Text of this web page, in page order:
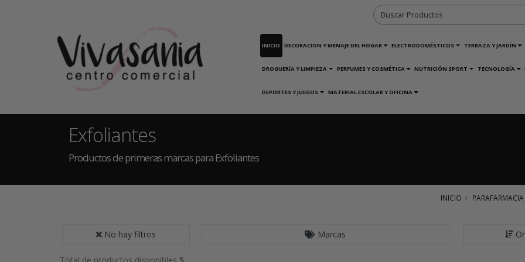
INICIO DECORACION Y MENAJE DEL HOGAR ELECTRODOMÉSTICOS TERRAZA Y JARDÍN
DROGUERÍA Y LIMPIEZA PERFUMES Y COSMÉTICA NUTRICIÓN SPORT TECNOLOGÍA
DEPORTES Y JUEGOS MATERIAL ESCOLAR Y OFICINA
Exfoliantes
Productos de primeras marcas para Exfoliantes
INICIO PARAFARMACIA
No hay filtros Marcas